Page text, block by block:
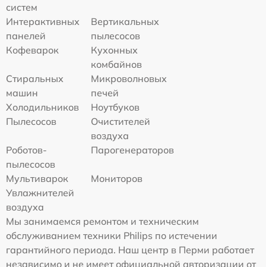
систем
Интерактивных
панелей
Вертикальных
пылесосов
Кофеварок
Кухонных
комбайнов
Стиральных
машин
Микроволновых
печей
Холодильников
Ноутбуков
Пылесосов
Очистителей
воздуха
Роботов-
пылесосов
Парогенераторов
Мультиварок
Мониторов
Увлажнителей
воздуха
Мы занимаемся ремонтом и техническим
обслуживанием техники Philips по истечении
гарантийного периода. Наш центр в Перми работает
независимо и не имеет официальной авторизации от